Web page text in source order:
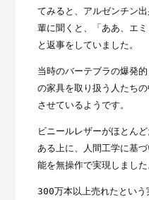
てみると、アルゼンチン
輩に聞くと、「ああ、エ
と返事をしていました。
当時のバーテブラの爆発
の家具を取り扱う人たち
させているようです。
ビニールレザーがほとん
ある上に、人間工学に基
能を無操作で実現しました
300万本以上売れたとい